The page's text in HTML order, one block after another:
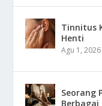
Tinnitus
Henti
Agu 1, 2026
Seorang
Berbagai